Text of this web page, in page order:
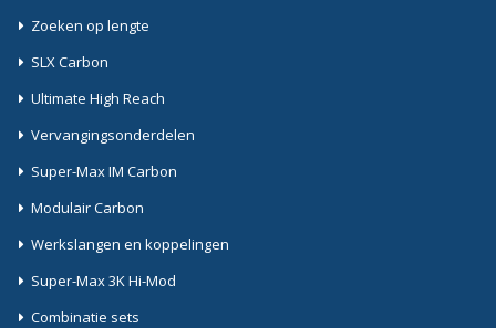
Zoeken op lengte
SLX Carbon
Ultimate High Reach
Vervangingsonderdelen
Super-Max IM Carbon
Modulair Carbon
Werkslangen en koppelingen
Super-Max 3K Hi-Mod
Combinatie sets